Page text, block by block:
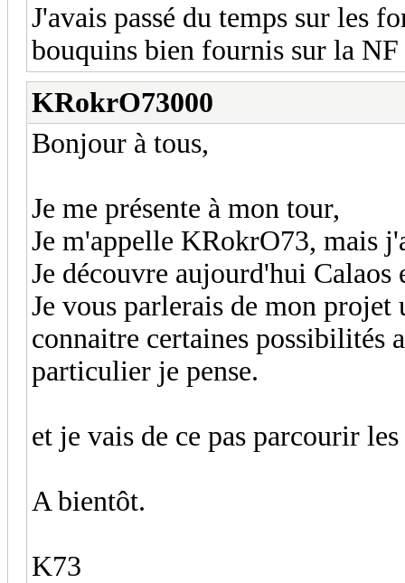
J'avais passé du temps sur les
bouquins bien fournis sur la
KRokrO73000
Bonjour à tous,
Je me présente à mon tour,
Je m'appelle KRokrO73, mais
Je découvre aujourd'hui
Je vous parlerais de mon
connaitre certaines possibilités
particulier je pense.
et je vais de ce pas parcourir
A bientôt.
K73